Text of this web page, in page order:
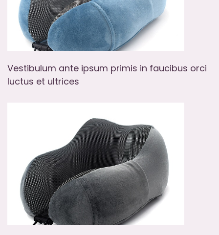
Vestibulum ante ipsum primis in faucibus orci
luctus et ultrices